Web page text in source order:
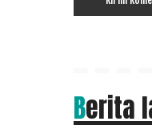
Berita